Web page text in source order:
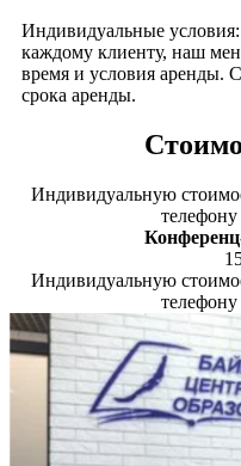
Индивидуальные
каждому клиенту, наш
время и условия аренды.
срока аренды.
Индивидуальную
телефону
Индивидуальную
телефону